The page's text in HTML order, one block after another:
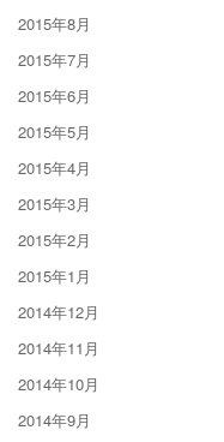
2015年8月
2015年7月
2015年6月
2015年5月
2015年4月
2015年3月
2015年2月
2015年1月
2014年12月
2014年11月
2014年10月
2014年9月